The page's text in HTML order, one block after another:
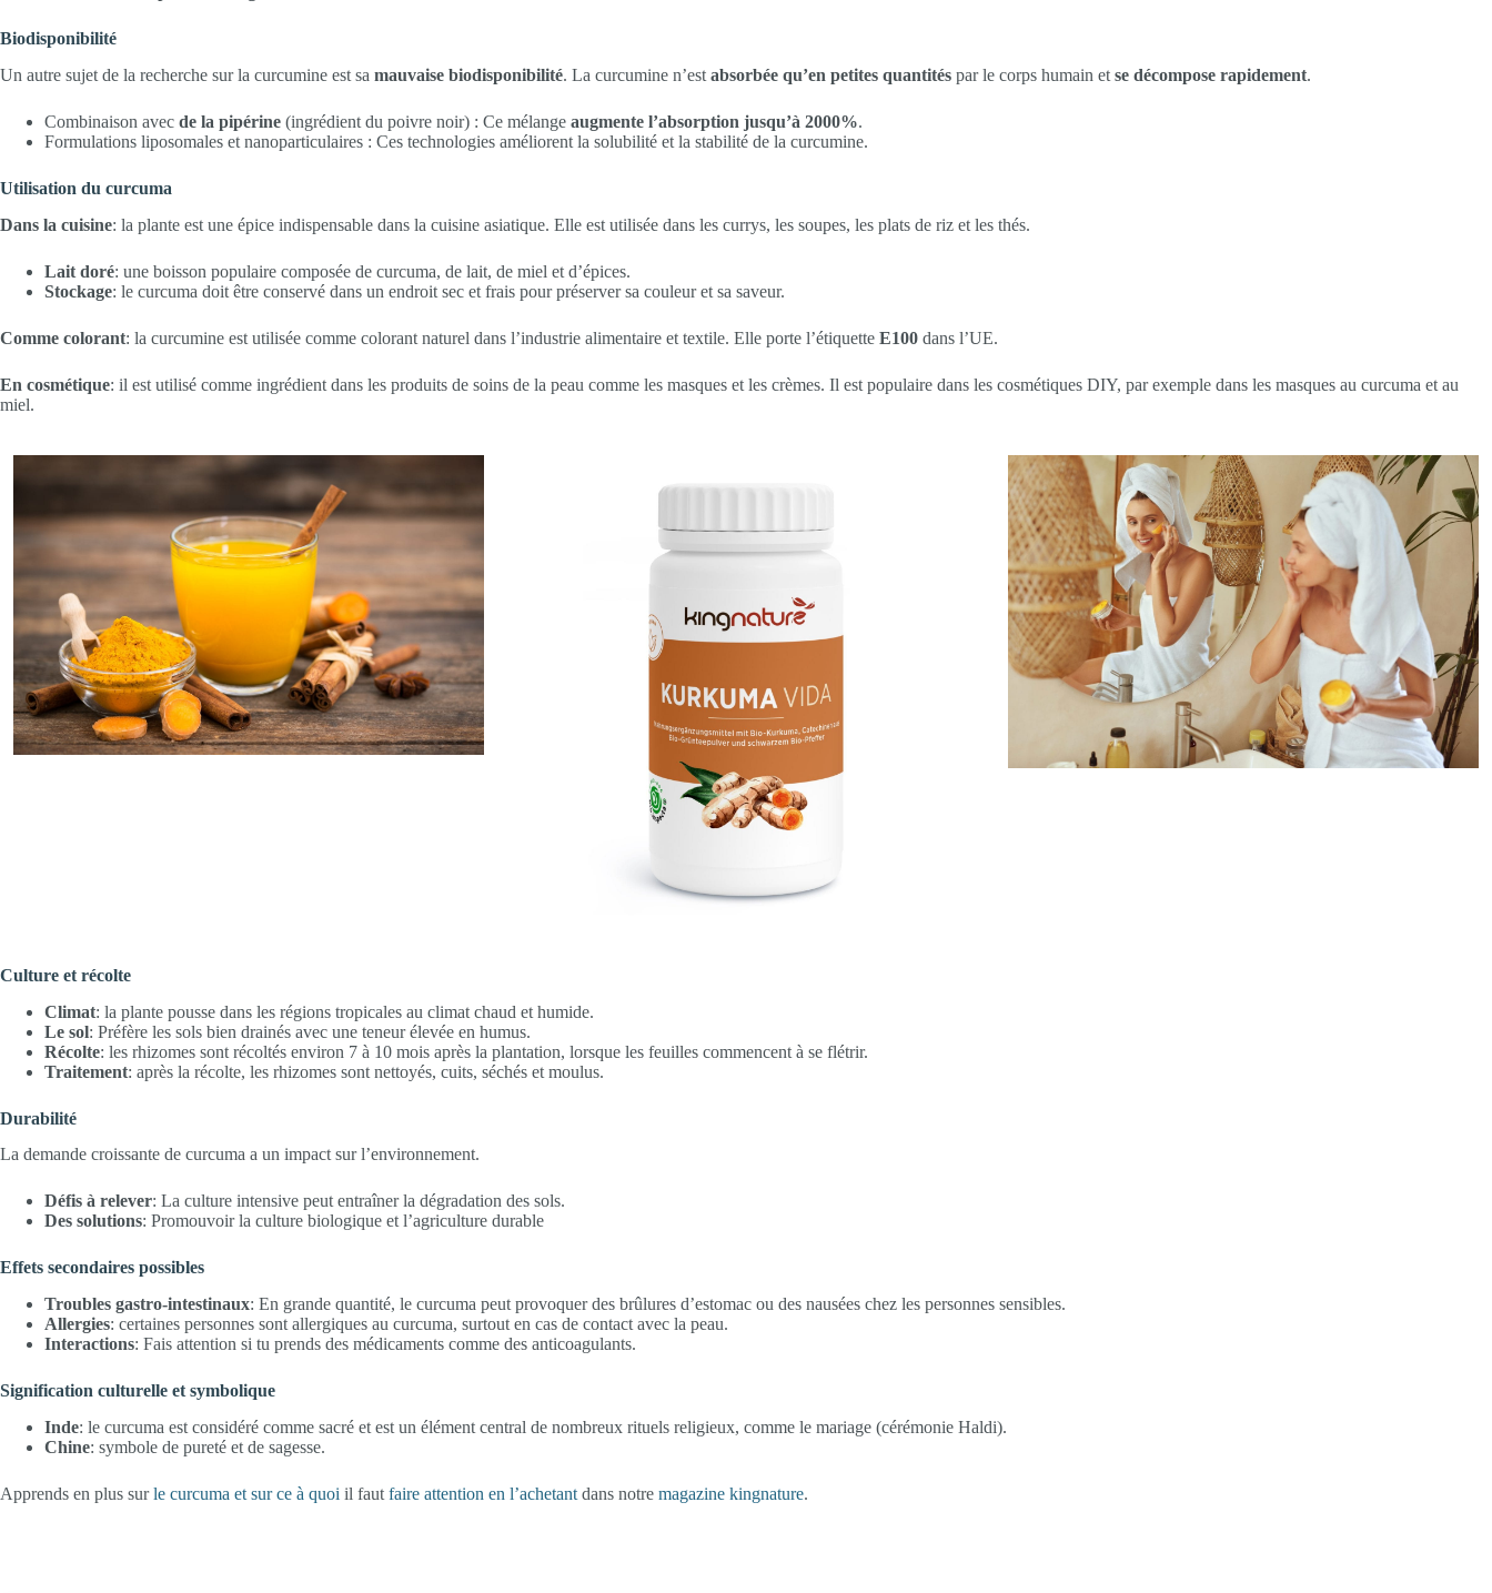
Biodisponibilité
Un autre sujet de la recherche sur la curcumine est sa mauvaise biodisponibilité. La curcumine n’est absorbée qu’en petites quantités par le corps humain et se décompose rapidement.
Combinaison avec de la pipérine (ingrédient du poivre noir) : Ce mélange augmente l’absorption jusqu’à 2000%.
Formulations liposomales et nanoparticulaires : Ces technologies améliorent la solubilité et la stabilité de la curcumine.
Utilisation du curcuma
Dans la cuisine: la plante est une épice indispensable dans la cuisine asiatique. Elle est utilisée dans les currys, les soupes, les plats de riz et les thés.
Lait doré: une boisson populaire composée de curcuma, de lait, de miel et d’épices.
Stockage: le curcuma doit être conservé dans un endroit sec et frais pour préserver sa couleur et sa saveur.
Comme colorant: la curcumine est utilisée comme colorant naturel dans l’industrie alimentaire et textile. Elle porte l’étiquette E100 dans l’UE.
En cosmétique: il est utilisé comme ingrédient dans les produits de soins de la peau comme les masques et les crèmes. Il est populaire dans les cosmétiques DIY, par exemple dans les masques au curcuma et au
miel.
Culture et récolte
Climat: la plante pousse dans les régions tropicales au climat chaud et humide.
Le sol: Préfère les sols bien drainés avec une teneur élevée en humus.
Récolte: les rhizomes sont récoltés environ 7 à 10 mois après la plantation, lorsque les feuilles commencent à se flétrir.
Traitement: après la récolte, les rhizomes sont nettoyés, cuits, séchés et moulus.
Durabilité
La demande croissante de curcuma a un impact sur l’environnement.
Défis à relever: La culture intensive peut entraîner la dégradation des sols.
Des solutions: Promouvoir la culture biologique et l’agriculture durable
Effets secondaires possibles
Troubles gastro-intestinaux: En grande quantité, le curcuma peut provoquer des brûlures d’estomac ou des nausées chez les personnes sensibles.
Allergies: certaines personnes sont allergiques au curcuma, surtout en cas de contact avec la peau.
Interactions: Fais attention si tu prends des médicaments comme des anticoagulants.
Signification culturelle et symbolique
Inde: le curcuma est considéré comme sacré et est un élément central de nombreux rituels religieux, comme le mariage (cérémonie Haldi).
Chine: symbole de pureté et de sagesse.
Apprends en plus surle curcuma et sur ce à quoi il faut faire attention en l’achetant dans notre magazine kingnature.